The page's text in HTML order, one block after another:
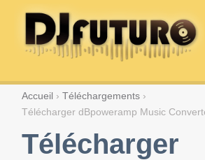
contenu
Accueil ›Téléchargements ›
Télécharger dBpoweramp Music
Télécharger